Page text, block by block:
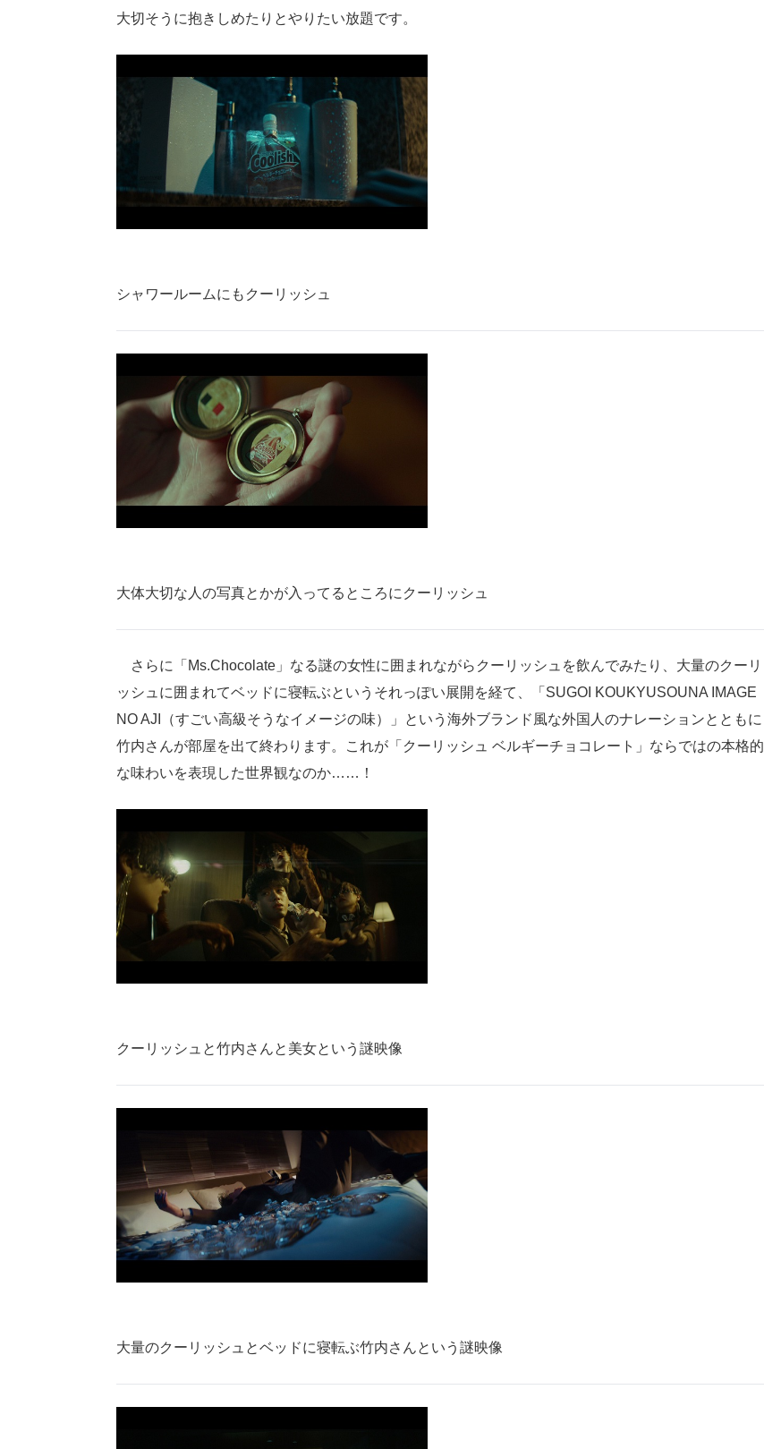
大切そうに抱きしめたりとやりたい放題です。
シャワールームにもクーリッシュ
大体大切な人の写真とかが入ってるところにクーリッシュ
さらに「Ms.Chocolate」なる謎の女性に囲まれながらクーリッシュを飲んでみたり、大量のクーリ
ッシュに囲まれてベッドに寝転ぶというそれっぽい展開を経て、「SUGOI KOUKYUSOUNA IMAGE
NO AJI（すごい高級そうなイメージの味）」という海外ブランド風な外国人のナレーションとともに
竹内さんが部屋を出て終わります。これが「クーリッシュ ベルギーチョコレート」ならではの本格的
な味わいを表現した世界観なのか……！
クーリッシュと竹内さんと美女という謎映像
大量のクーリッシュとベッドに寝転ぶ竹内さんという謎映像